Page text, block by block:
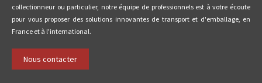
collectionneur ou particulier, notre équipe de professionnels est à votre écoute
pour vous proposer des solutions innovantes de transport et d'emballage, en
France et à l'international.
Nous contacter